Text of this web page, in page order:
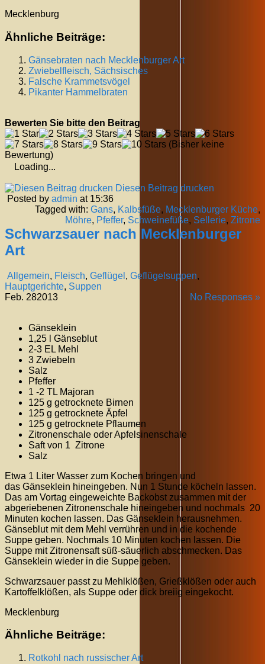
Mecklenburg
Ähnliche Beiträge:
Gänsebraten nach Mecklenburger Art
Zwiebelfleisch, Sächsisches
Falsche Krammetsvögel
Pikanter Hammelbraten
Bewerten Sie bitte den Beitrag
(Bisher keine
Bewertung)
Loading...
Diesen Beitrag drucken
Posted by admin at 15:36
Tagged with: Gans, Kalbsfüße, Mecklenburger Küche,
Möhre, Pfeffer, Schweinefüße, Sellerie, Zitrone
Schwarzsauer nach Mecklenburger
Art
Allgemein, Fleisch, Geflügel , Geflügelsuppen,
Hauptgerichte, Suppen
No Responses »
Feb. 282013
Gänseklein
1,25 l Gänseblut
2-3 EL Mehl
3 Zwiebeln
Salz
Pfeffer
1 -2 TL Majoran
125 g getrocknete Birnen
125 g getrocknete Äpfel
125 g getrocknete Pflaumen
Zitronenschale oder Apfelsinenschale
Saft von 1 Zitrone
Salz
Etwa 1 Liter Wasser zum Kochen bringen und
das Gänseklein hineingeben. Nun 1 Stunde köcheln lassen.
Das am Vortag eingeweichte Backobst zusammen mit der
abgeriebenen Zitronenschale hineingeben und nochmals 20
Minuten kochen lassen. Das Gänseklein herausnehmen.
Gänseblut mit dem Mehl verrühren und in die kochende
Suppe geben. Nochmals 10 Minuten kochen lassen. Die
Suppe mit Zitronensaft süß-säuerlich abschmecken. Das
Gänseklein wieder in die Suppe geben.
Schwarzsauer passt zu Mehlklößen, Grießklößen oder auch
Kartoffelklößen, als Suppe oder dick breiig eingekocht.
Mecklenburg
Ähnliche Beiträge:
Rotkohl nach russischer Art